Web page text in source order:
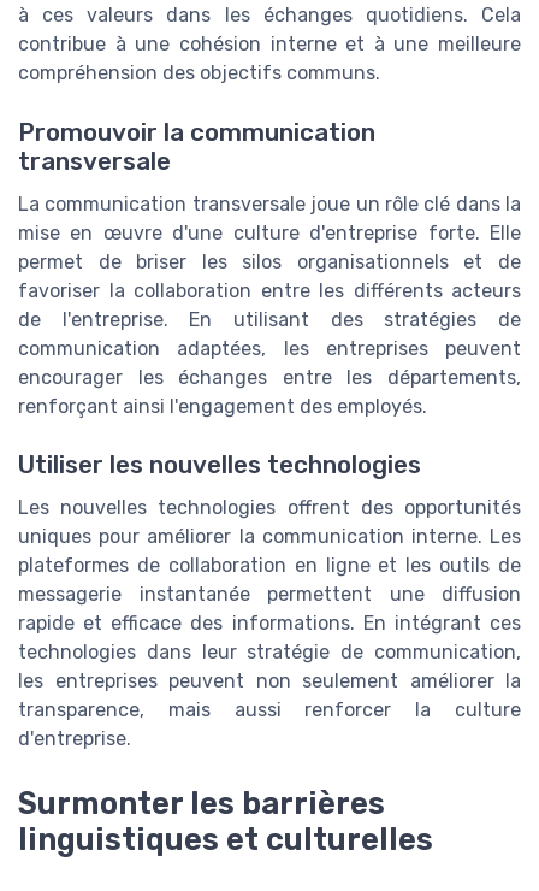
à ces valeurs dans les échanges quotidiens. Cela
contribue à une cohésion interne et à une meilleure
compréhension des objectifs communs.
Promouvoir la communication
transversale
La communication transversale joue un rôle clé dans la
mise en œuvre d'une culture d'entreprise forte. Elle
permet de briser les silos organisationnels et de
favoriser la collaboration entre les différents acteurs
de l'entreprise. En utilisant des stratégies de
communication adaptées, les entreprises peuvent
encourager les échanges entre les départements,
renforçant ainsi l'engagement des employés.
Utiliser les nouvelles technologies
Les nouvelles technologies offrent des opportunités
uniques pour améliorer la communication interne. Les
plateformes de collaboration en ligne et les outils de
messagerie instantanée permettent une diffusion
rapide et efficace des informations. En intégrant ces
technologies dans leur stratégie de communication,
les entreprises peuvent non seulement améliorer la
transparence, mais aussi renforcer la culture
d'entreprise.
Surmonter les barrières
linguistiques et culturelles